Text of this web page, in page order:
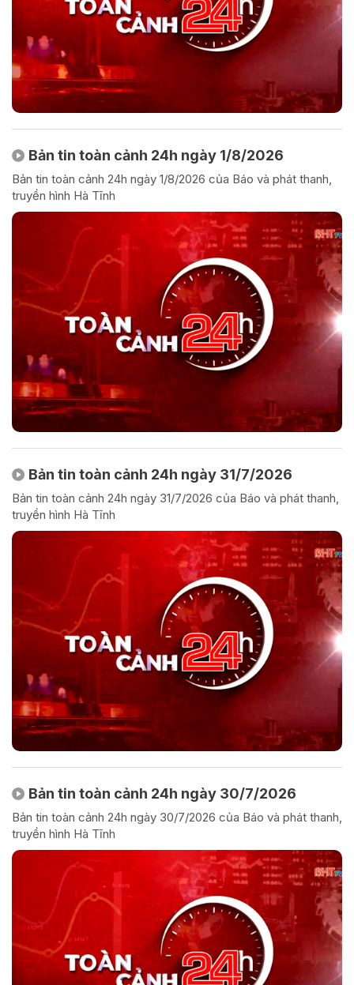
Bản tin toàn cảnh 24h ngày 1/8/2026
Bản tin toàn cảnh 24h ngày 1/8/2026 của Báo và phát thanh,
truyền hình Hà Tĩnh
Bản tin toàn cảnh 24h ngày 31/7/2026
Bản tin toàn cảnh 24h ngày 31/7/2026 của Báo và phát thanh,
truyền hình Hà Tĩnh
Bản tin toàn cảnh 24h ngày 30/7/2026
Bản tin toàn cảnh 24h ngày 30/7/2026 của Báo và phát thanh,
truyền hình Hà Tĩnh